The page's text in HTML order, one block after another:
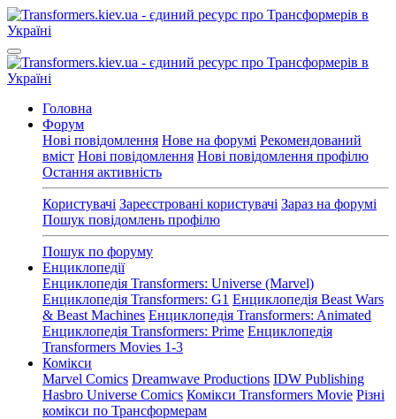
Головна
Форум
Нові повідомлення Нове на форумі Рекомендований
вміст Нові повідомлення Нові повідомлення профілю
Остання активність
Користувачі Зареєстровані користувачі Зараз на форумі
Пошук повідомлень профілю
Пошук по форуму
Енциклопедії
Енциклопедія Transformers: Universe (Marvel)
Енциклопедія Transformers: G1 Енциклопедія Beast Wars
& Beast Machines Енциклопедія Transformers: Animated
Енциклопедія Transformers: Prime Енциклопедія
Transformers Movies 1-3
Комікси
Marvel Comics Dreamwave Productions IDW Publishing
Hasbro Universe Comics Комікси Transformers Movie Різні
комікси по Трансформерам